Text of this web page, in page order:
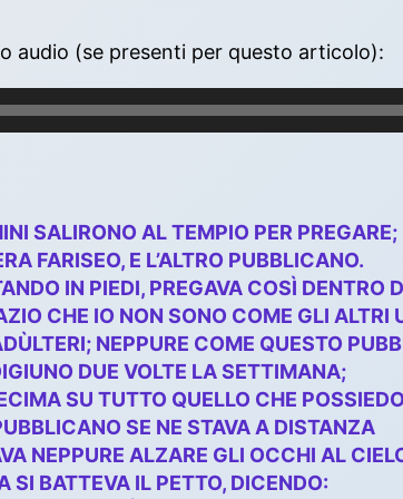
audio (se presenti per questo articolo):
SALIRONO AL TEMPIO PER PREGARE;
FARISEO, E L’ALTRO PUBBLICANO.
IN PIEDI, PREGAVA COSÌ DENTRO
CHE IO NON SONO COME GLI ALTRI
NEPPURE COME QUESTO
DUE VOLTE LA SETTIMANA;
SU TUTTO QUELLO CHE
SE NE STAVA A DISTANZA
NEPPURE ALZARE GLI OCCHI AL
SI BATTEVA IL PETTO, DICENDO: